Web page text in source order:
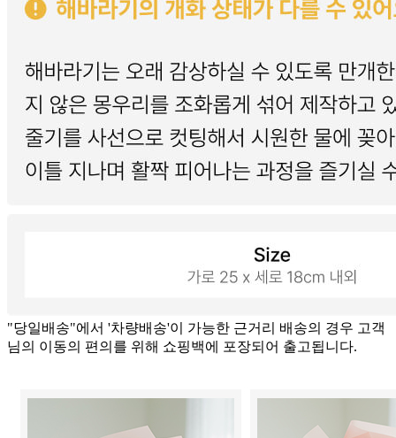
"당일배송"에서 '차량배송'이 가능한 근거리 배송의 경우 고객
님의 이동의 편의를 위해 쇼핑백에 포장되어 출고됩니다.